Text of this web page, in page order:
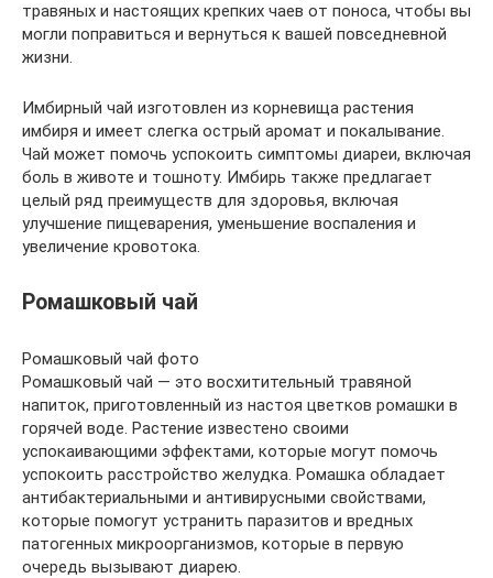
травяных и настоящих крепких чаев от поноса, чтобы вы
могли поправиться и вернуться к вашей повседневной
жизни.
Имбирный чай изготовлен из корневища растения
имбиря и имеет слегка острый аромат и покалывание.
Чай может помочь успокоить симптомы диареи, включая
боль в животе и тошноту. Имбирь также предлагает
целый ряд преимуществ для здоровья, включая
улучшение пищеварения, уменьшение воспаления и
увеличение кровотока.
Ромашковый чай
Ромашковый чай фото
Ромашковый чай — это восхитительный травяной
напиток, приготовленный из настоя цветков ромашки в
горячей воде. Растение известено своими
успокаивающими эффектами, которые могут помочь
успокоить расстройство желудка. Ромашка обладает
антибактериальными и антивирусными свойствами,
которые помогут устранить паразитов и вредных
патогенных микроорганизмов, которые в первую
очередь вызывают диарею.